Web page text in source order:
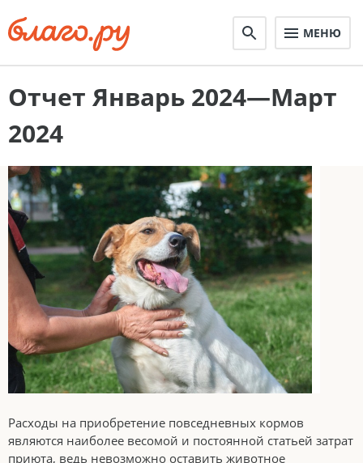
МЕНЮ
Отчет Январь 2024—Март
2024
Расходы на приобретение повседневных кормов
являются наиболее весомой и постоянной статьей затрат
приюта, ведь невозможно оставить животное